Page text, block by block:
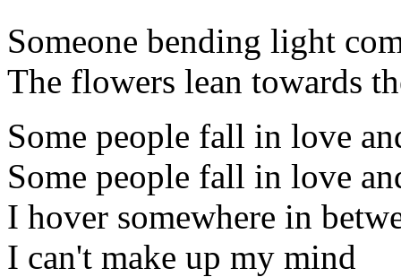
Someone bending light
The flowers lean towards
Some people fall in love
Some people fall in love
I hover somewhere in
I can't make up my mind